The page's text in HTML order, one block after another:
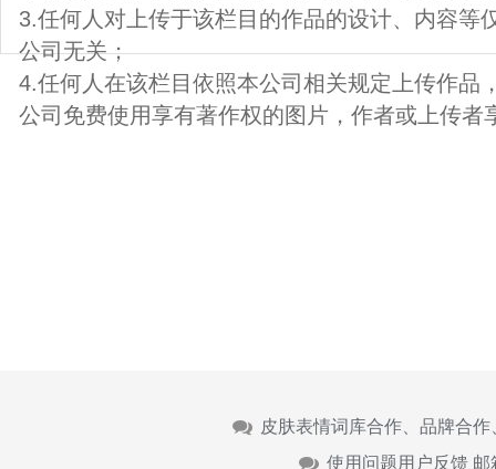
3.任何人对上传于该栏目的作品的设计、内容等
公司无关；
4.任何人在该栏目依照本公司相关规定上传作品
公司免费使用享有著作权的图片，作者或上传者
皮肤表情词库合作、品牌合
使用问题用户反馈 邮